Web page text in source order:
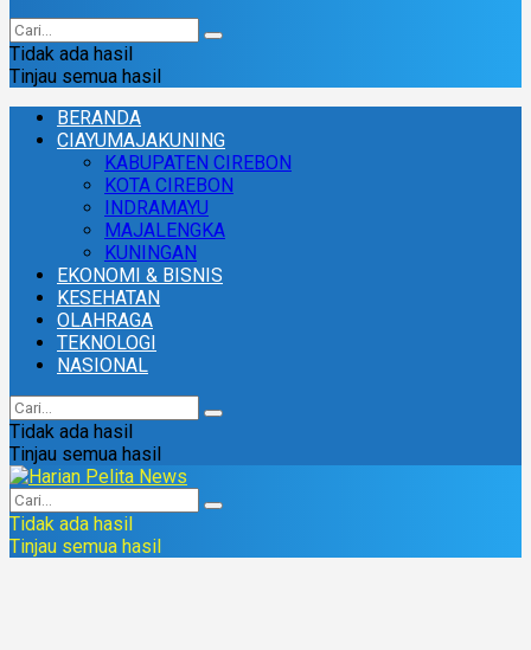
Tidak ada hasil
Tinjau semua hasil
BERANDA
CIAYUMAJAKUNING
KABUPATEN CIREBON
KOTA CIREBON
INDRAMAYU
MAJALENGKA
KUNINGAN
EKONOMI & BISNIS
KESEHATAN
OLAHRAGA
TEKNOLOGI
NASIONAL
Tidak ada hasil
Tinjau semua hasil
Tidak ada hasil
Tinjau semua hasil